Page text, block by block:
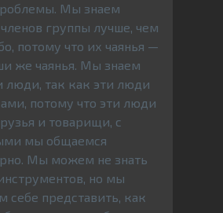
Мы знаем
членов группы лучше, чем
потому что их чаянья —
же чаянья. Мы знаем
люди, так как эти люди
потому что эти люди
и товарищи, с
мы общаемся
Мы можем не знать
но мы
себе представить, как